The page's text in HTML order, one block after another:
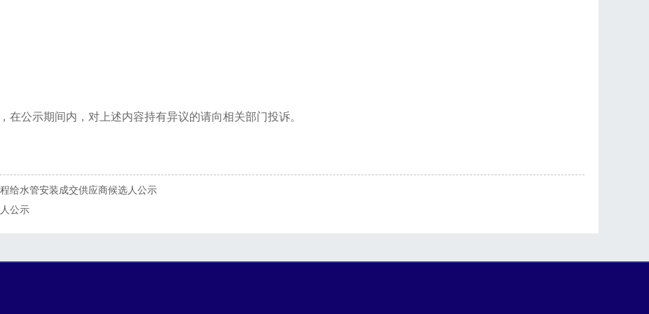
在公示期间内，对上述内容持有异议的请向相关部门投诉。
给水管安装成交供应商候选人公示
公示